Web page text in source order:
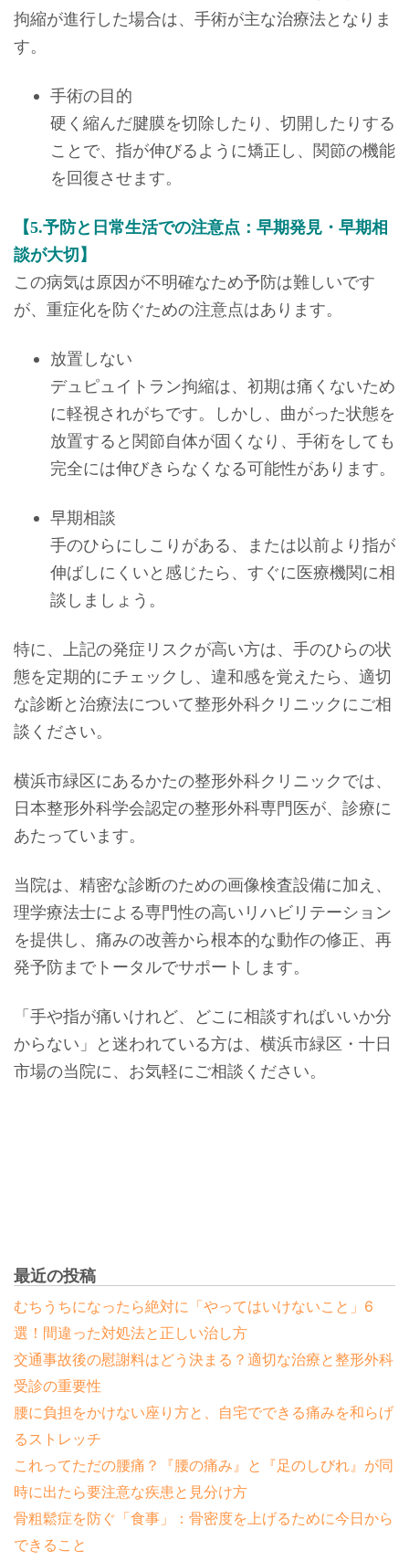
拘縮が進行した場合は、手術が主な治療法となりま
す。
手術の目的
硬く縮んだ腱膜を切除したり、切開したりする
ことで、指が伸びるように矯正し、関節の機能
を回復させます。
【5.予防と日常生活での注意点：早期発見・早期相
談が大切】
この病気は原因が不明確なため予防は難しいです
が、重症化を防ぐための注意点はあります。
放置しない
デュピュイトラン拘縮は、初期は痛くないため
に軽視されがちです。しかし、曲がった状態を
放置すると関節自体が固くなり、手術をしても
完全には伸びきらなくなる可能性があります。
早期相談
手のひらにしこりがある、または以前より指が
伸ばしにくいと感じたら、すぐに医療機関に相
談しましょう。
特に、上記の発症リスクが高い方は、手のひらの状
態を定期的にチェックし、違和感を覚えたら、適切
な診断と治療法について整形外科クリニックにご相
談ください。
横浜市緑区にあるかたの整形外科クリニックでは、
日本整形外科学会認定の整形外科専門医が、診療に
あたっています。
当院は、精密な診断のための画像検査設備に加え、
理学療法士による専門性の高いリハビリテーション
を提供し、痛みの改善から根本的な動作の修正、再
発予防までトータルでサポートします。
「手や指が痛いけれど、どこに相談すればいいか分
からない」と迷われている方は、横浜市緑区・十日
市場の当院に、お気軽にご相談ください。
最近の投稿
むちうちになったら絶対に「やってはいけないこと」6
選！間違った対処法と正しい治し方
交通事故後の慰謝料はどう決まる？適切な治療と整形外科
受診の重要性
腰に負担をかけない座り方と、自宅でできる痛みを和らげ
るストレッチ
これってただの腰痛？『腰の痛み』と『足のしびれ』が同
時に出たら要注意な疾患と見分け方
骨粗鬆症を防ぐ「食事」：骨密度を上げるために今日から
できること